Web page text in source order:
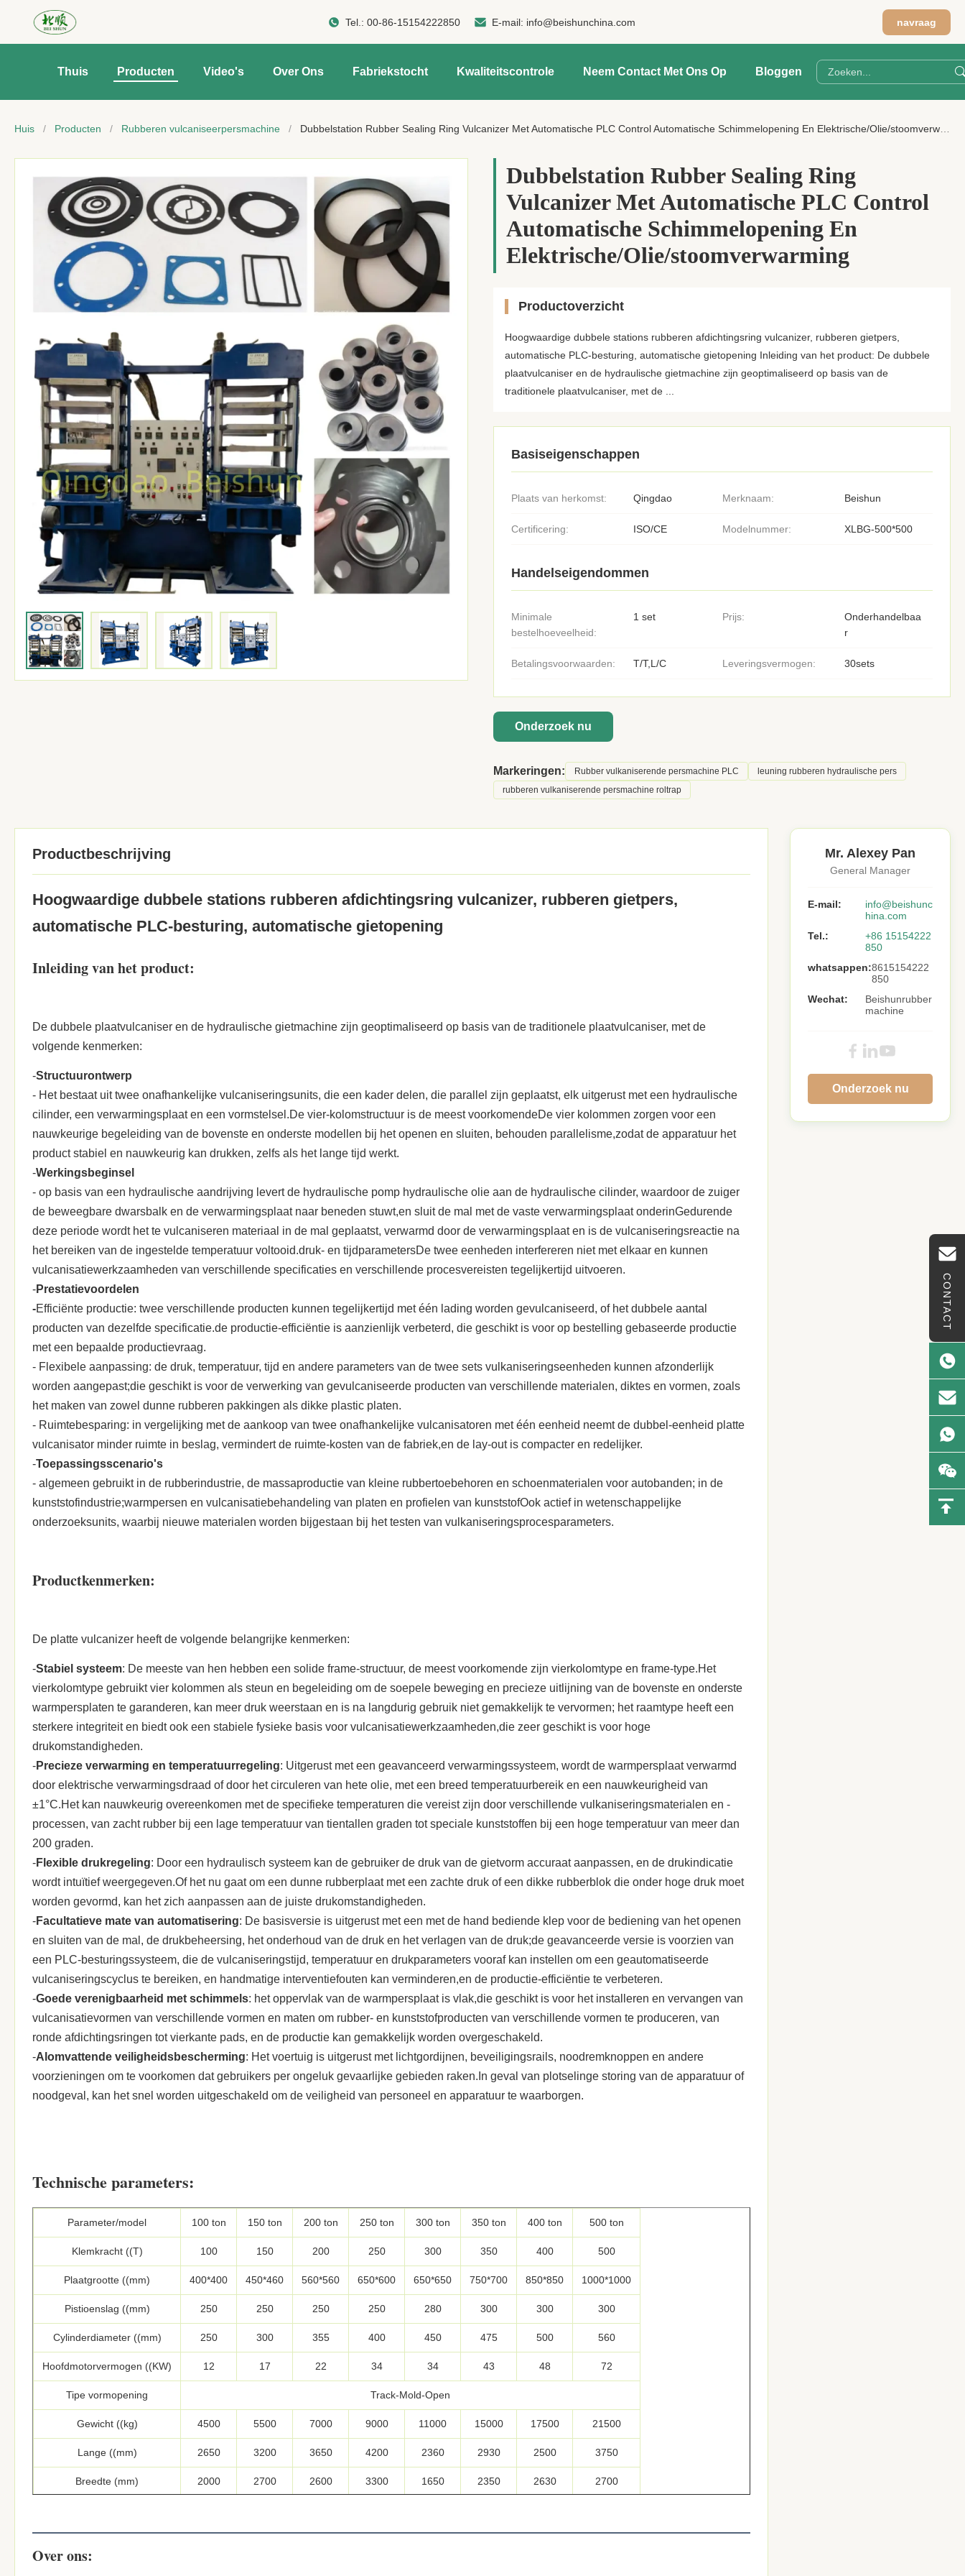
Tel.:00-86-15154222850 E-mail: info@beishunchina.com navraag
Thuis Producten Video's Over Ons Fabriekstocht Kwaliteitscontrole Neem Contact Met Ons Op Bloggen
CONTACT
Huis / Producten / Rubberen vulcaniseerpersmachine / Dubbelstation Rubber Sealing Ring Vulcanizer Met Automatische PLC Control Automatische Schimmelopening En Elektrische/Olie/stoomverwarming
Dubbelstation Rubber Sealing Ring
Vulcanizer Met Automatische PLC Control
Automatische Schimmelopening En
Elektrische/Olie/stoomverwarming
Productoverzicht
Hoogwaardige dubbele stations rubberen afdichtingsring vulcanizer, rubberen gietpers,
automatische PLC-besturing, automatische gietopening Inleiding van het product: De dubbele
plaatvulcaniser en de hydraulische gietmachine zijn geoptimaliseerd op basis van de
traditionele plaatvulcaniser, met de ...
Basiseigenschappen
Plaats van herkomst: Qingdao Merknaam: Beishun
Certificering: ISO/CE Modelnummer: XLBG-500*500
Handelseigendommen
Minimale
bestelhoeveelheid:
1 set Prijs:
Onderhandelbaa
r
Betalingsvoorwaarden: T/T,L/C Leveringsvermogen: 30sets
Onderzoek nu
Markeringen: Rubber vulkaniserende persmachine PLC
leuning rubberen hydraulische pers
rubberen vulkaniserende persmachine roltrap
Productbeschrijving
Hoogwaardige dubbele stations rubberen afdichtingsring vulcanizer, rubberen gietpers,
automatische PLC-besturing, automatische gietopening
Inleiding van het product:
De dubbele plaatvulcaniser en de hydraulische gietmachine zijn geoptimaliseerd op basis van de traditionele plaatvulcaniser, met de
volgende kenmerken:
-Structuurontwerp
- Het bestaat uit twee onafhankelijke vulcaniseringsunits, die een kader delen, die parallel zijn geplaatst, elk uitgerust met een hydraulische
cilinder, een verwarmingsplaat en een vormstelsel.De vier-kolomstructuur is de meest voorkomendeDe vier kolommen zorgen voor een
nauwkeurige begeleiding van de bovenste en onderste modellen bij het openen en sluiten, behouden parallelisme,zodat de apparatuur het
product stabiel en nauwkeurig kan drukken, zelfs als het lange tijd werkt.
-Werkingsbeginsel
- op basis van een hydraulische aandrijving levert de hydraulische pomp hydraulische olie aan de hydraulische cilinder, waardoor de zuiger
de beweegbare dwarsbalk en de verwarmingsplaat naar beneden stuwt,en sluit de mal met de vaste verwarmingsplaat onderinGedurende
deze periode wordt het te vulcaniseren materiaal in de mal geplaatst, verwarmd door de verwarmingsplaat en is de vulcaniseringsreactie na
het bereiken van de ingestelde temperatuur voltooid.druk- en tijdparametersDe twee eenheden interfereren niet met elkaar en kunnen
vulcanisatiewerkzaamheden van verschillende specificaties en verschillende procesvereisten tegelijkertijd uitvoeren.
-Prestatievoordelen
-Efficiënte productie: twee verschillende producten kunnen tegelijkertijd met één lading worden gevulcaniseerd, of het dubbele aantal
producten van dezelfde specificatie.de productie-efficiëntie is aanzienlijk verbeterd, die geschikt is voor op bestelling gebaseerde productie
met een bepaalde productievraag.
- Flexibele aanpassing: de druk, temperatuur, tijd en andere parameters van de twee sets vulkaniseringseenheden kunnen afzonderlijk
worden aangepast;die geschikt is voor de verwerking van gevulcaniseerde producten van verschillende materialen, diktes en vormen, zoals
het maken van zowel dunne rubberen pakkingen als dikke plastic platen.
- Ruimtebesparing: in vergelijking met de aankoop van twee onafhankelijke vulcanisatoren met één eenheid neemt de dubbel-eenheid platte
vulcanisator minder ruimte in beslag, vermindert de ruimte-kosten van de fabriek,en de lay-out is compacter en redelijker.
-Toepassingsscenario's
- algemeen gebruikt in de rubberindustrie, de massaproductie van kleine rubbertoebehoren en schoenmaterialen voor autobanden; in de
kunststofindustrie;warmpersen en vulcanisatiebehandeling van platen en profielen van kunststofOok actief in wetenschappelijke
onderzoeksunits, waarbij nieuwe materialen worden bijgestaan bij het testen van vulkaniseringsprocesparameters.
Productkenmerken:
De platte vulcanizer heeft de volgende belangrijke kenmerken:
-Stabiel systeem: De meeste van hen hebben een solide frame-structuur, de meest voorkomende zijn vierkolomtype en frame-type.Het
vierkolomtype gebruikt vier kolommen als steun en begeleiding om de soepele beweging en precieze uitlijning van de bovenste en onderste
warmpersplaten te garanderen, kan meer druk weerstaan en is na langdurig gebruik niet gemakkelijk te vervormen; het raamtype heeft een
sterkere integriteit en biedt ook een stabiele fysieke basis voor vulcanisatiewerkzaamheden,die zeer geschikt is voor hoge
drukomstandigheden.
-Precieze verwarming en temperatuurregeling: Uitgerust met een geavanceerd verwarmingssysteem, wordt de warmpersplaat verwarmd
door elektrische verwarmingsdraad of door het circuleren van hete olie, met een breed temperatuurbereik en een nauwkeurigheid van
±1°C.Het kan nauwkeurig overeenkomen met de specifieke temperaturen die vereist zijn door verschillende vulkaniseringsmaterialen en -
processen, van zacht rubber bij een lage temperatuur van tientallen graden tot speciale kunststoffen bij een hoge temperatuur van meer dan
200 graden.
-Flexible drukregeling: Door een hydraulisch systeem kan de gebruiker de druk van de gietvorm accuraat aanpassen, en de drukindicatie
wordt intuïtief weergegeven.Of het nu gaat om een dunne rubberplaat met een zachte druk of een dikke rubberblok die onder hoge druk moet
worden gevormd, kan het zich aanpassen aan de juiste drukomstandigheden.
-Facultatieve mate van automatisering: De basisversie is uitgerust met een met de hand bediende klep voor de bediening van het openen
en sluiten van de mal, de drukbeheersing, het onderhoud van de druk en het verlagen van de druk;de geavanceerde versie is voorzien van
een PLC-besturingssysteem, die de vulcaniseringstijd, temperatuur en drukparameters vooraf kan instellen om een geautomatiseerde
vulcaniseringscyclus te bereiken, en handmatige interventiefouten kan verminderen,en de productie-efficiëntie te verbeteren.
-Goede verenigbaarheid met schimmels: het oppervlak van de warmpersplaat is vlak,die geschikt is voor het installeren en vervangen van
vulcanisatievormen van verschillende vormen en maten om rubber- en kunststofproducten van verschillende vormen te produceren, van
ronde afdichtingsringen tot vierkante pads, en de productie kan gemakkelijk worden overgeschakeld.
-Alomvattende veiligheidsbescherming: Het voertuig is uitgerust met lichtgordijnen, beveiligingsrails, noodremknoppen en andere
voorzieningen om te voorkomen dat gebruikers per ongeluk gevaarlijke gebieden raken.In geval van plotselinge storing van de apparatuur of
noodgeval, kan het snel worden uitgeschakeld om de veiligheid van personeel en apparatuur te waarborgen.
Technische parameters:
Parameter/model 100 ton 150 ton 200 ton 250 ton 300 ton 350 ton 400 ton 500 ton
Klemkracht ((T) 100 150 200 250 300 350 400 500
Plaatgrootte ((mm) 400*400 450*460 560*560 650*600 650*650 750*700 850*850 1000*1000
Pistioenslag ((mm) 250 250 250 250 280 300 300 300
Cylinderdiameter ((mm) 250 300 355 400 450 475 500 560
Hoofdmotorvermogen ((KW) 12 17 22 34 34 43 48 72
Tipe vormopening Track-Mold-Open
Gewicht ((kg) 4500 5500 7000 9000 11000 15000 17500 21500
Lange ((mm) 2650 3200 3650 4200 2360 2930 2500 3750
Breedte (mm) 2000 2700 2600 3300 1650 2350 2630 2700
Over ons:
Mr. Alexey Pan
General Manager
E-mail:
info@beishunc
hina.com
Tel.:
+86 15154222
850
whatsappen:8615154222
850
Wechat:
Beishunrubber
machine
Onderzoek nu